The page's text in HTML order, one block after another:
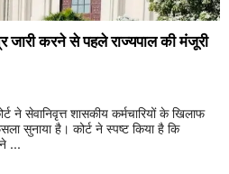
जारी करने से पहले राज्यपाल की मंजूरी
ने सेवानिवृत्त शासकीय कर्मचारियों के खिलाफ
सुनाया है। कोर्ट ने स्पष्ट किया है कि
...